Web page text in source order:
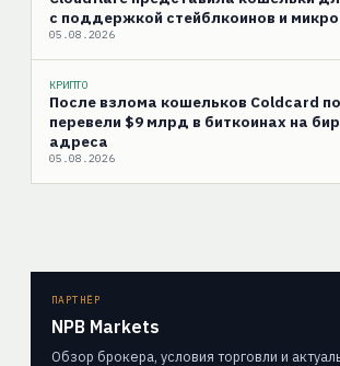
с поддержкой стейблкоинов и
05.08.2026
КРИПТО
После взлома кошельков Coldcard
перевели $9 млрд в биткоинах на
адреса
05.08.2026
ПАРТНЁР
NPB Markets
Обзор брокера, условия торговли и